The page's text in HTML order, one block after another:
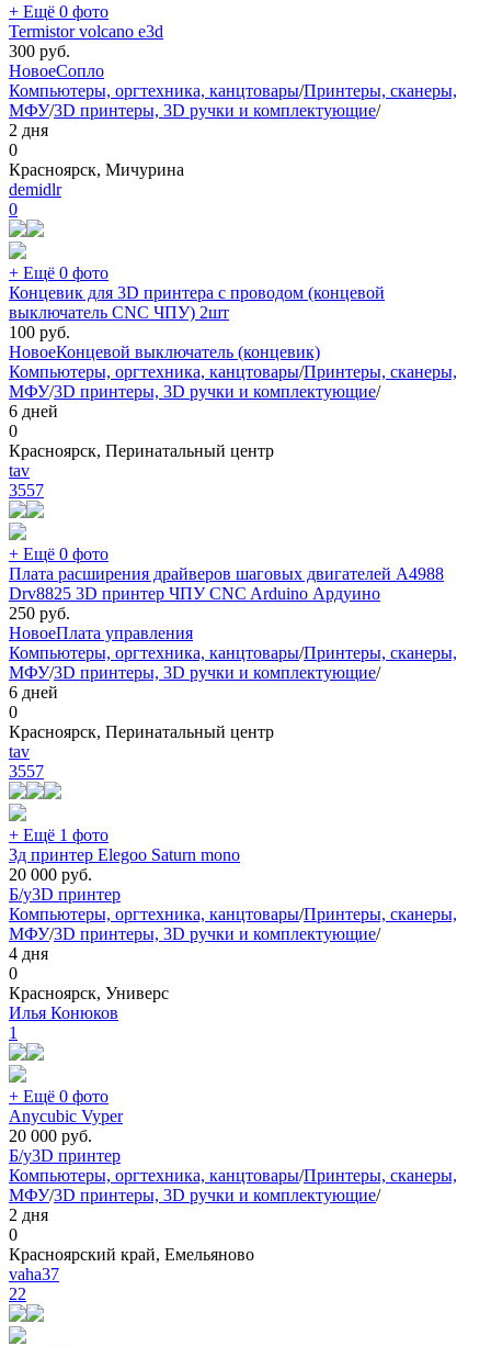
+ Ещё 0 фото
Termistor volcano e3d
300 руб.
НовоеСопло
Компьютеры, оргтехника, канцтовары/Принтеры, сканеры,
МФУ/3D принтеры, 3D ручки и комплектующие/
2 дня
0
Красноярск, Мичурина
demidlr
0
+ Ещё 0 фото
Концевик для 3D принтера с проводом (концевой
выключатель CNC ЧПУ) 2шт
100 руб.
НовоеКонцевой выключатель (концевик)
Компьютеры, оргтехника, канцтовары/Принтеры, сканеры,
МФУ/3D принтеры, 3D ручки и комплектующие/
6 дней
0
Красноярск, Перинатальный центр
tav
3557
+ Ещё 0 фото
Плата расширения драйверов шаговых двигателей A4988
Drv8825 3D принтер ЧПУ CNC Arduino Ардуино
250 руб.
НовоеПлата управления
Компьютеры, оргтехника, канцтовары/Принтеры, сканеры,
МФУ/3D принтеры, 3D ручки и комплектующие/
6 дней
0
Красноярск, Перинатальный центр
tav
3557
+ Ещё 1 фото
3д принтер Elegoo Saturn mono
20 000 руб.
Б/у3D принтер
Компьютеры, оргтехника, канцтовары/Принтеры, сканеры,
МФУ/3D принтеры, 3D ручки и комплектующие/
4 дня
0
Красноярск, Универс
Илья Конюков
1
+ Ещё 0 фото
Anycubic Vyper
20 000 руб.
Б/у3D принтер
Компьютеры, оргтехника, канцтовары/Принтеры, сканеры,
МФУ/3D принтеры, 3D ручки и комплектующие/
2 дня
0
Красноярский край, Емельяново
vaha37
22